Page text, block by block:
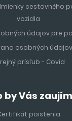
cestovného
vozidla
údajov pre
osobných údajov
prísľub - Covid
by Vás
poistenia